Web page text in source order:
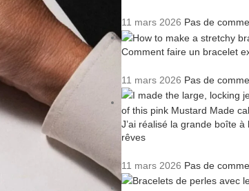
11 mars 2026 Pas de
Comment faire un bracelet
11 mars 2026 Pas de
J’ai réalisé la grande boîte
rêves
11 mars 2026 Pas de